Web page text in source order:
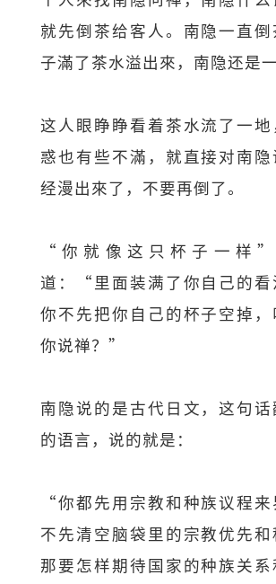
就先倒茶给客人。南隐一直
子滿了茶水溢出來，南隐还是一
这人眼睁睁看着茶水流了一
惑也有些不滿，就直接对南
经漫出來了，不要再倒了。
“你就像这只杯子一样
道：“里面装满了你自己的看
你不先把你自己的杯子空掉
你说禅？”
南隐说的是古代日文，这句
的语言，说的就是：
“你都先用宗教和种族议程来
不先清空脑袋里的宗教优先和
那要怎样期待国家的种族关